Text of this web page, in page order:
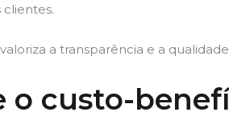
clientes.
a transparência e a
o custo-